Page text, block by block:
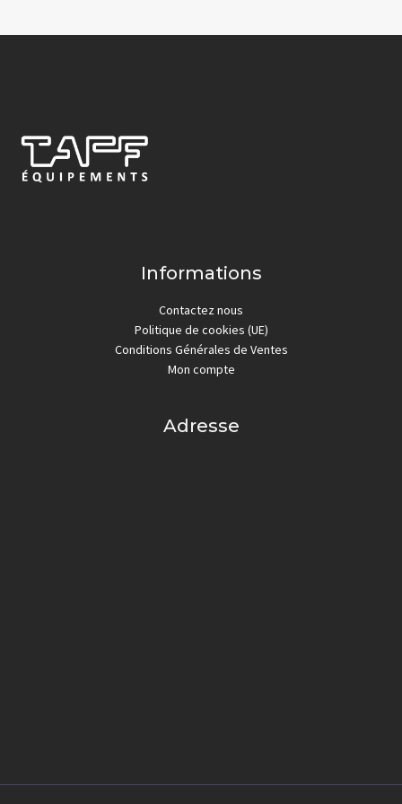
Informations
Contactez nous
Politique de cookies (UE)
Conditions Générales de Ventes
Mon compte
Adresse